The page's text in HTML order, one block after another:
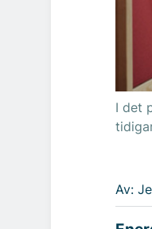
I det
Av: